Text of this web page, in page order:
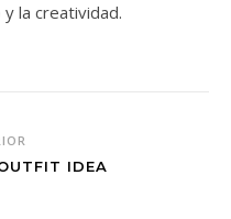
la creatividad.
IDEA